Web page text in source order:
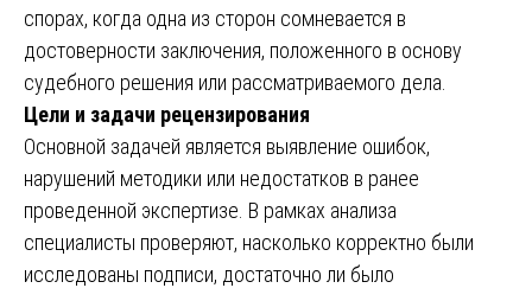
спорах, когда одна из сторон сомневается в
достоверности заключения, положенного в основу
судебного решения или рассматриваемого дела.
Цели и задачи рецензирования
Основной задачей является выявление ошибок,
нарушений методики или недостатков в ранее
проведенной экспертизе. В рамках анализа
специалисты проверяют, насколько корректно были
исследованы подписи, достаточно ли было